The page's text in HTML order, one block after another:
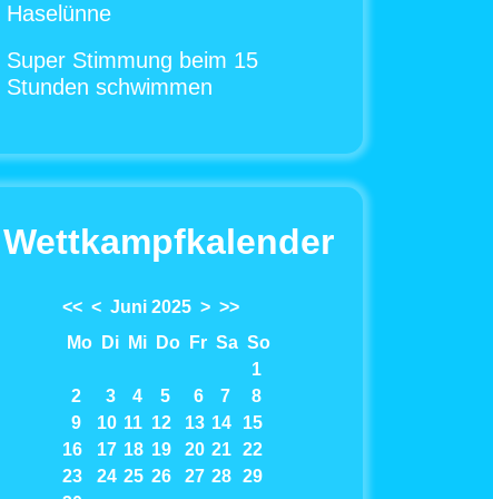
Haselünne
Super Stimmung beim 15
Stunden schwimmen
Wettkampfkalender
<< < Juni 2025 > >>
Mo
Di Mi Do Fr Sa So
1
2
3 4 5 6 7
8
9
10 11 12 13 14
15
16
17 18 19 20 21
22
23
24 25 26 27 28
29